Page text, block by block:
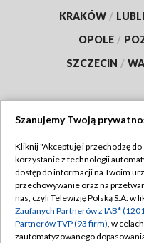
KRAKÓW /
OPOLE /
SZCZECIN /
Abonament TVP
Emisja w TVP
Centrum informacji TVP
Szanujemy Twoją
Kliknij "Akceptuję i przechodzę
korzystanie z technologii
dostęp do informacji na Twoim
przechowywanie oraz na
nas, czyli Telewizję Polską S.A. w
Zaufanych Partnerów z IAB*
Partnerów TVP (93 firm), w
zautomatyzowanego